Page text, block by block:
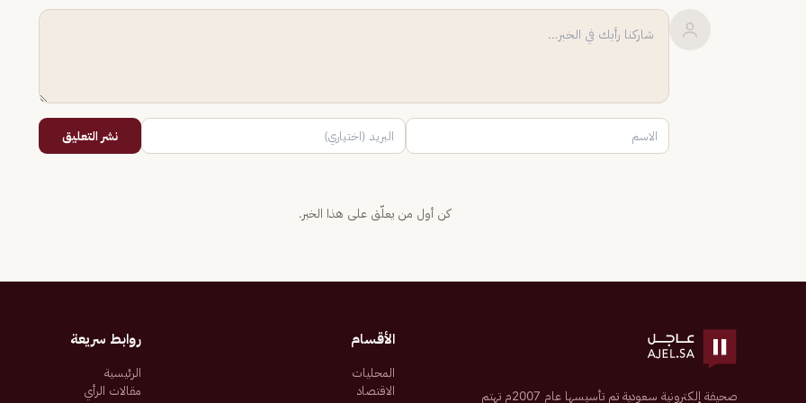
نشر التعليق
كن أول من يعلّق على هذا الخبر.
صحيفة إلكترونية سعودية تم تأسيسها عام 2007م تهتم
الأقسام
المحليات
الاقتصاد
روابط سريعة
الرئيسية
مقالات الرأي